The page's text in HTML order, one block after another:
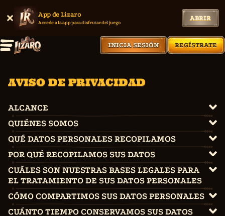
App de Lizaro
Accede a la app para disfrutar del juego
ABRIR
INICIA SESIÓN REGÍSTRATE
AVISO DE PRIVACIDAD
ALCANCE
QUIÉNES SOMOS
QUÉ DATOS PERSONALES RECOPILAMOS
POR QUÉ RECOPILAMOS SUS DATOS
CUÁLES SON NUESTRAS BASES LEGALES PARA
EL TRATAMIENTO DE SUS DATOS PERSONALES
CÓMO COMPARTIMOS SUS DATOS PERSONALES
CUÁNTO TIEMPO CONSERVAMOS SUS DATOS